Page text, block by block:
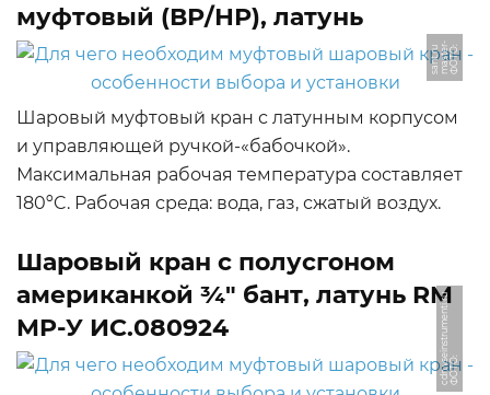
муфтовый (ВР/НР), латунь
Ф
О
Т
О:
m
a
s
t
e r
-s
a
n
t.
r
u
Шаровый муфтовый кран с латунным корпусом
и управляющей ручкой-«бабочкой».
Максимальная рабочая температура составляет
180ºC. Рабочая среда: вода, газ, сжатый воздух.
Шаровый кран с полусгоном
американкой ¾" бант, латунь RM
MP-У ИС.080924
Ф
О
Т
О:
c
d
n.
v
s
ei
n
s
t
r
u
m
e
n
ti.
r
u